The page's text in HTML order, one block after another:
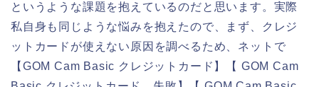
というような課題を抱えているのだと思います。実際
私自身も同じような悩みを抱えたので、まず、クレジ
ットカードが使えない原因を調べるため、ネットで
【GOM Cam Basic クレジットカード】【 GOM Cam